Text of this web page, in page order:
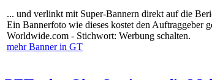
... und verlinkt mit Super-Bannern direkt auf die
Ein Bannerfoto wie dieses kostet den Auftraggeber
Worldwide.com - Stichwort: Werbung schalten.
mehr Banner in GT